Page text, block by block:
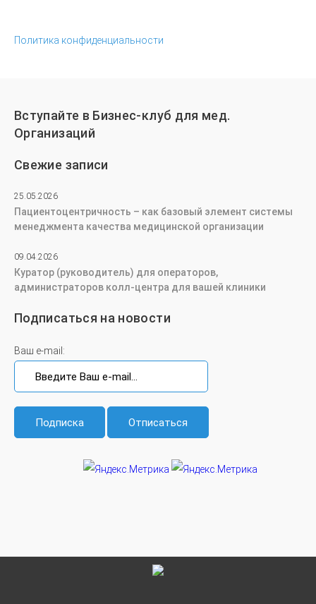
Политика конфиденциальности
Вступайте в Бизнес-клуб для мед.
Организаций
Свежие записи
25.05.2026
Пациентоцентричность – как базовый элемент системы
менеджмента качества медицинской организации
09.04.2026
Куратор (руководитель) для операторов,
администраторов колл-центра для вашей клиники
Подписаться на новости
Ваш e-mail: